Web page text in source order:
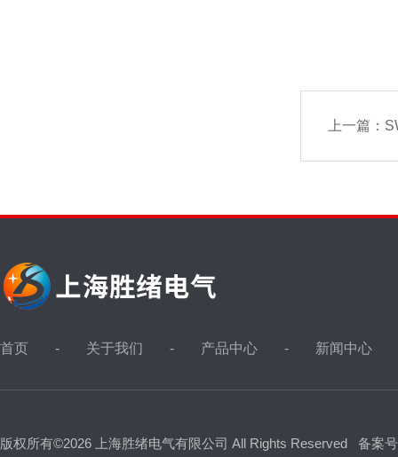
上一篇：
首页 关于我们 产品中心 新闻中心
版权所有©2026 上海胜绪电气有限公司 All Rights Reserved 备案